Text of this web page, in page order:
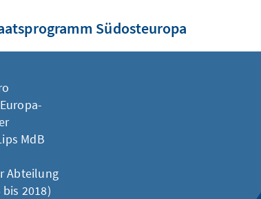
Südosteuropa
MdB
Abteilung
2018)